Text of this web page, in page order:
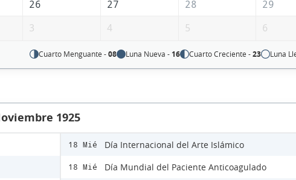
26 27 28
29
3 4 5 6
Cuarto Menguante -08 Luna Nueva - 16 Cuarto Creciente -23 Luna
1925
18 Mié Día Internacional del Arte Islámico
18 Mié Día Mundial del Paciente Anticoagulado